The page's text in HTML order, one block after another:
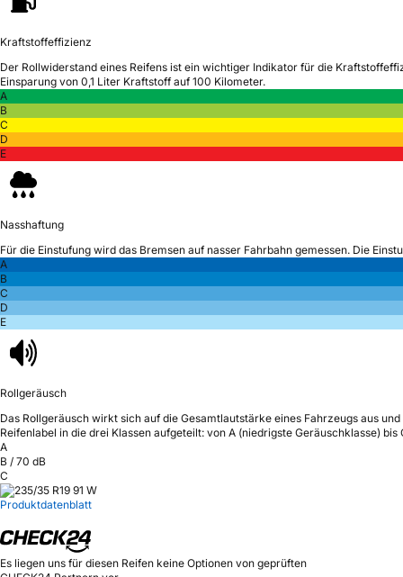
Kraftstoffeffizienz
Der Rollwiderstand eines Reifens ist ein wichtiger Indikator für die
Einsparung von 0,1 Liter Kraftstoff auf 100 Kilometer.
A
B
C
D
E
Nasshaftung
Für die Einstufung wird das Bremsen auf nasser Fahrbahn gemessen. Die
A
B
C
D
E
Rollgeräusch
Das Rollgeräusch wirkt sich auf die Gesamtlautstärke eines Fahrzeugs aus
Reifenlabel in die drei Klassen aufgeteilt: von A (niedrigste Geräuschklasse)
A
B / 70 dB
C
Produktdatenblatt
Es liegen uns für diesen Reifen keine Optionen von geprüften